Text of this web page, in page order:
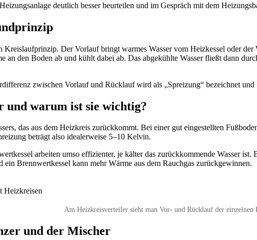
deutlich besser beurteilen und im Gespräch mit dem
Kreislaufprinzip. Der Vorlauf bringt warmes Wasser vom Heizkessel oder
an den Boden ab und kühlt dabei ab. Das abgekühlte Wasser fließt dann
zwischen Vorlauf und Rücklauf wird als „Spreizung“ bezeichnet
und warum ist sie wichtig?
das aus dem Heizkreis zurückkommt. Bei einer gut eingestellten
beträgt also idealerweise 5–10 Kelvin.
arbeiten umso effizienter, je kälter das zurückkommende Wasser
ein Brennwertkessel kann mehr Wärme aus dem Rauchgas zurückgewinnen.
Am Heizkreisverteiler sieht man Vor- und Rücklauf der einzelnen
und der Mischer